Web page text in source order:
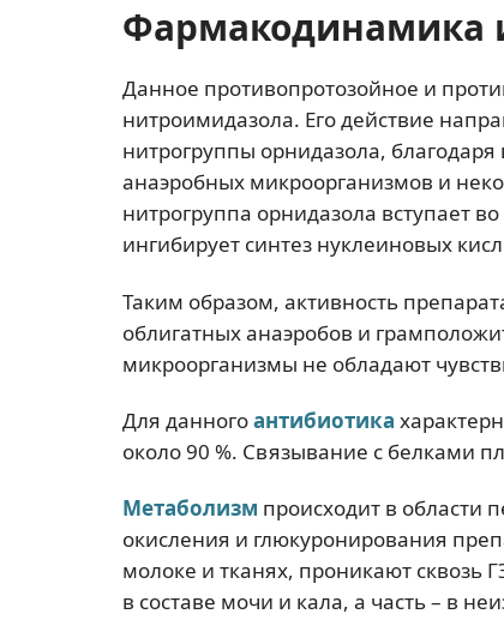
Фармакодинамика
Данное противопротозойное и
нитроимидазола. Его действие
нитрогруппы орнидазола,
анаэробных микроорганизмов и
нитрогруппа орнидазола вступает
ингибирует синтез нуклеиновых
Таким образом, активность
облигатных анаэробов и
микроорганизмы не обладают
Для данногоантибиотика
около 90 %. Связывание с белками
Метаболизм происходит в области
окисления и глюкуронирования
молоке и тканях, проникают сквозь
в составе мочи и кала, а часть – в